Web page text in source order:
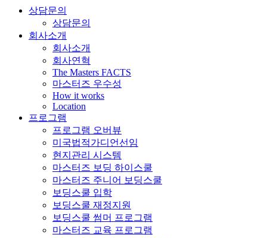
상담문의
상담문의
회사소개
회사소개
회사연혁
The Masters FACTS
마스터즈 우수성
How it works
Location
프로그램
프로그램 오버뷰
미국법적가디언선임
현지관리 시스템
마스터즈 보딩 하이스쿨
마스터즈 주니어 보딩스쿨
보딩스쿨 입학
보딩스쿨 재정지원
보딩스쿨 썸머 프로그램
마스터즈 교육 프로그램